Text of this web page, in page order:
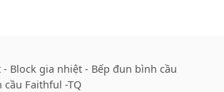
- Block gia nhiệt - Bếp đun bình cầu
cầu Faithful -TQ